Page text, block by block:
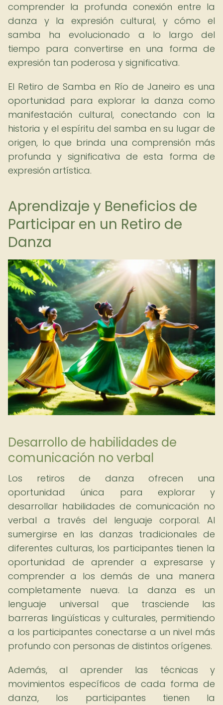
comprender la profunda conexión entre la
danza y la expresión cultural, y cómo el
samba ha evolucionado a lo largo del
tiempo para convertirse en una forma de
expresión tan poderosa y significativa.
El Retiro de Samba en Río de Janeiro es una
oportunidad para explorar la danza como
manifestación cultural, conectando con la
historia y el espíritu del samba en su lugar de
origen, lo que brinda una comprensión más
profunda y significativa de esta forma de
expresión artística.
Aprendizaje y Beneficios de
Participar en un Retiro de
Danza
Desarrollo de habilidades de
comunicación no verbal
Los retiros de danza ofrecen una
oportunidad única para explorar y
desarrollar habilidades de comunicación no
verbal a través del lenguaje corporal. Al
sumergirse en las danzas tradicionales de
diferentes culturas, los participantes tienen la
oportunidad de aprender a expresarse y
comprender a los demás de una manera
completamente nueva. La danza es un
lenguaje universal que trasciende las
barreras lingüísticas y culturales, permitiendo
a los participantes conectarse a un nivel más
profundo con personas de distintos orígenes.
Además, al aprender las técnicas y
movimientos específicos de cada forma de
danza, los participantes tienen la